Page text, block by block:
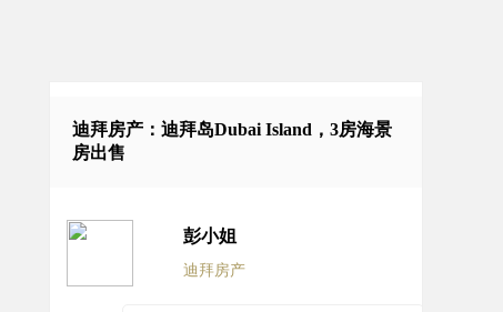
迪拜房产：迪拜岛Dubai Island，3房海景
房出售
彭小姐
迪拜房产